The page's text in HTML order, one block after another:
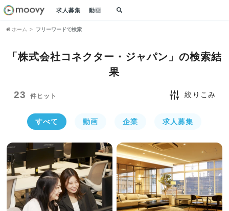
求人募集 動画
ホーム フリーワードで検索
「株式会社コネクター・ジャパン」の検索結
果
23 件ヒット 絞りこみ
すべて 動画 企業 求人募集